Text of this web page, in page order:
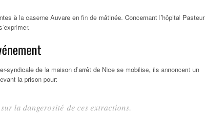
à la caserne Auvare en fin de mâtinée. Concernant l’hôpital Pasteur
syndicale de la maison d’arrêt de Nice se mobilise, ils annoncent un
la prison pour:
la dangerosité de ces extractions.